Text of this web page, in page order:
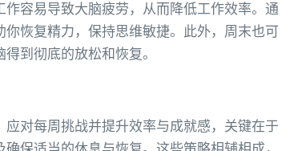
容易导致大脑疲劳，从而降低工作效率。通
恢复精力，保持思维敏捷。此外，周末也可
到彻底的放松和恢复。
对每周挑战并提升效率与成就感，关键在于